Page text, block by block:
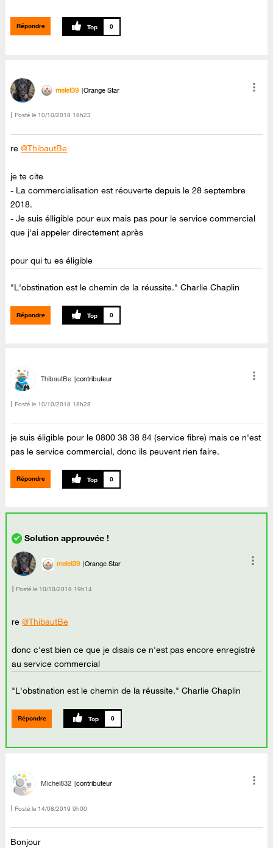
Répondre 0
melet39 Orange Star
Posté le ‎10/10/2018 18h23
re@ThibautBe
je te cite
- La commercialisation est réouverte depuis le 28 septembre
2018.
- Je suis élligible pour eux mais pas pour le service commercial
que j'ai appeler directement après
pour qui tu es éligible
"L'obstination est le chemin de la réussite." Charlie Chaplin
Répondre 0
ThibautBe contributeur
Posté le ‎10/10/2018 18h28
je suis éligible pour le0800 38 38 84 (service fibre) mais ce n'est
pas le service commercial, donc ils peuvent rien faire.
Répondre 0
melet39 Orange Star
Posté le ‎10/10/2018 19h14
re@ThibautBe
donc c'est bien ce que je disais ce n'est pas encore enregistré
au service commercial
"L'obstination est le chemin de la réussite." Charlie Chaplin
Répondre 0
Michel832 contributeur
Posté le ‎14/08/2019 9h00
Bonjour